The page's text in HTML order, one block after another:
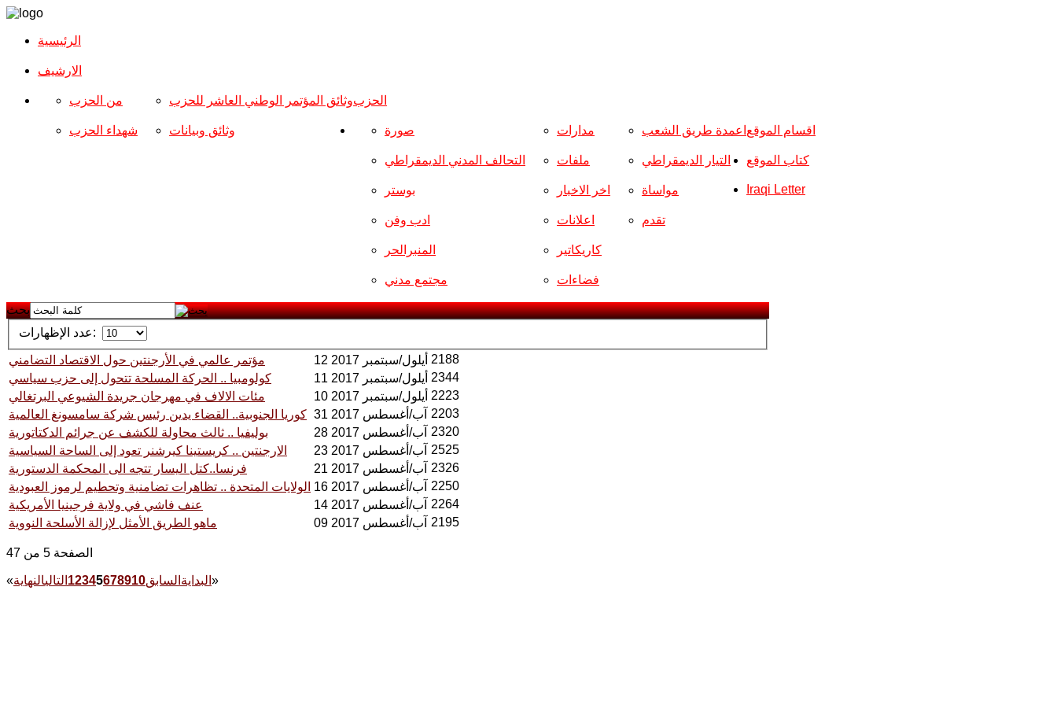
الرئيسية
الارشیف
الحزب من الحزب
شهداء الحزب
وثائق المؤتمر الوطني العاشر للحزب
وثائق وبيانات اقسام الموقع صورة
التحالف المدني الديمقراطي
بوستر
ادب وفن
المنبرالحر
مجتمع مدني
مدارات
ملفات
اخر الاخبار
اعلانات
كاريكاتير
فضاءات
اعمدة طريق الشعب
التيار الديمقراطي
مواساة
تقدم
كتاب الموقع
Iraqi Letter
بحث
عدد الإظهارات:
مؤتمر عالمي في الأرجنتين حول الاقتصاد التضامني 12 أيلول/سبتمبر 2017 2188
كولومبيا .. الحركة المسلحة تتحول إلى حزب سياسي
11 أيلول/سبتمبر 2017 2344
مئات الالاف في مهرجان جريدة الشيوعي البرتغالي
10 أيلول/سبتمبر 2017 2223
كوريا الجنوبية.. القضاء يدين رئيس شركة سامسونغ العالمية
31 آب/أغسطس 2017
2203
بوليفيا .. ثالث محاولة للكشف عن جرائم الدكتاتورية
28 آب/أغسطس 2017
2320
الارجنتين .. كريستينا كيرشنر تعود إلى الساحة السياسية
23 آب/أغسطس 2017
2525
فرنسا..كتل اليسار تتجه الى المحكمة الدستورية
21 آب/أغسطس 2017
2326
الولايات المتحدة .. تظاهرات تضامنية وتحطيم لرموز العبودية
16 آب/أغسطس 2017
2250
عنف فاشي في ولاية فرجينيا الأمريكية
14 آب/أغسطس 2017
2264
ماهو الطريق الأمثل لإزالة الأسلحة النووية
09 آب/أغسطس 2017 2195
الصفحة 5 من 47
« البداية السابق 12345678910 التاليالنهاية »